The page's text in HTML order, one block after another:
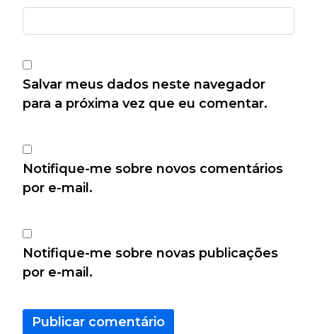
Salvar meus dados neste navegador
para a próxima vez que eu comentar.
Notifique-me sobre novos comentários
por e-mail.
Notifique-me sobre novas publicações
por e-mail.